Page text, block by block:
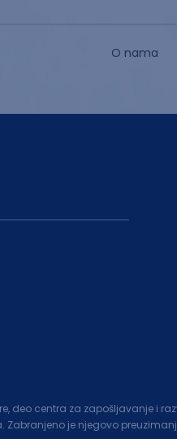
O nama
deo centra za zapošljavanje i
je njegovo